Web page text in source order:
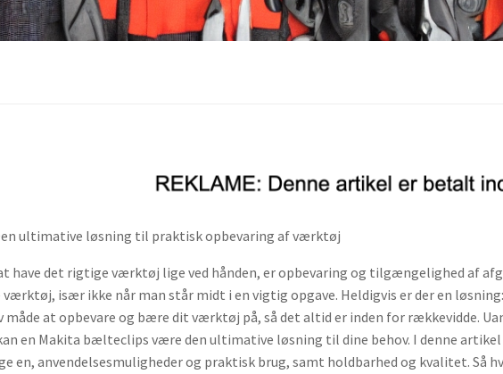
ultimative løsning til praktisk opbevaring af værktøj
have det rigtige værktøj lige ved hånden, er opbevaring og tilgængelighed af
især ikke når man står midt i en vigtig opgave. Heldigvis er der en
måde at opbevare og bære dit værktøj på, så det altid er inden for rækkevidde.
en Makita bælteclips være den ultimative løsning til dine behov. I denne
en, anvendelsesmuligheder og praktisk brug, samt holdbarhed og kvalitet. Så